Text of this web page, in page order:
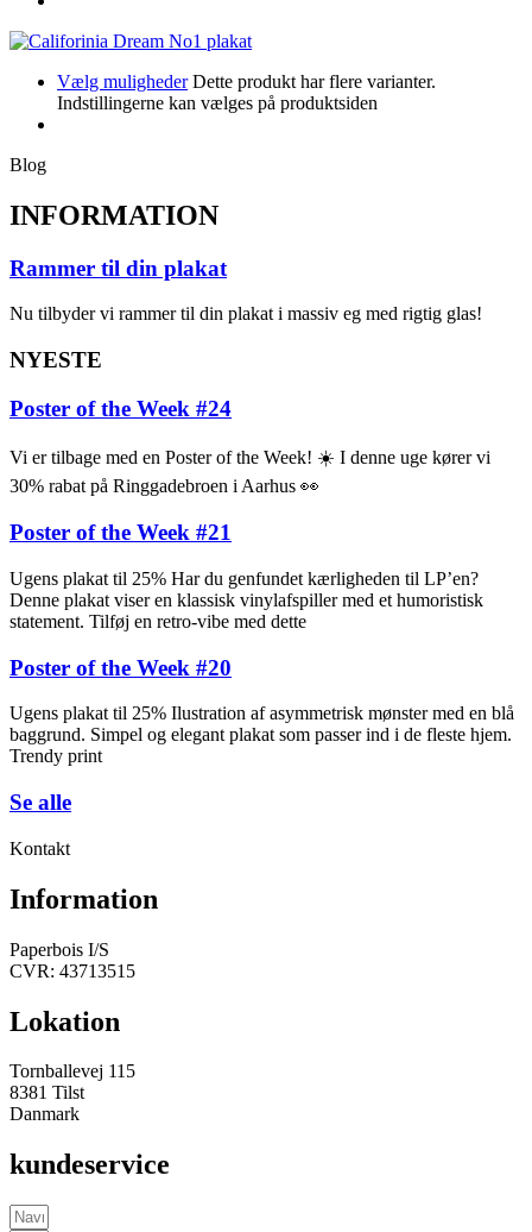
Vælg muligheder Dette produkt har flere varianter.
Indstillingerne kan vælges på produktsiden
Blog
INFORMATION
Rammer til din plakat
Nu tilbyder vi rammer til din plakat i massiv eg med rigtig glas!
NYESTE
Poster of the Week #24
Vi er tilbage med en Poster of the Week! ☀️ I denne uge kører vi
30% rabat på Ringgadebroen i Aarhus 👀
Poster of the Week #21
Ugens plakat til 25% Har du genfundet kærligheden til LP’en?
Denne plakat viser en klassisk vinylafspiller med et humoristisk
statement. Tilføj en retro-vibe med dette
Poster of the Week #20
Ugens plakat til 25% Ilustration af asymmetrisk mønster med en blå
baggrund. Simpel og elegant plakat som passer ind i de fleste hjem.
Trendy print
Se alle
Kontakt
Information
Paperbois I/S
CVR: 43713515
Lokation
Tornballevej 115
8381 Tilst
Danmark
kundeservice